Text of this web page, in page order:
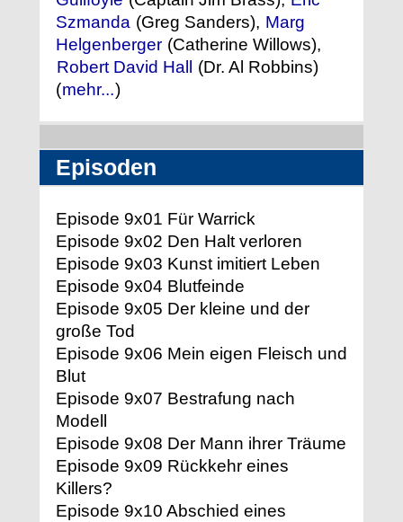
Szmanda (Greg Sanders), Marg
Helgenberger (Catherine Willows),
Robert David Hall (Dr. Al Robbins)
(mehr...)
Episoden
Episode 9x01 Für Warrick
Episode 9x02 Den Halt verloren
Episode 9x03 Kunst imitiert Leben
Episode 9x04 Blutfeinde
Episode 9x05 Der kleine und der
große Tod
Episode 9x06 Mein eigen Fleisch und
Blut
Episode 9x07 Bestrafung nach
Modell
Episode 9x08 Der Mann ihrer Träume
Episode 9x09 Rückkehr eines
Killers?
Episode 9x10 Abschied eines